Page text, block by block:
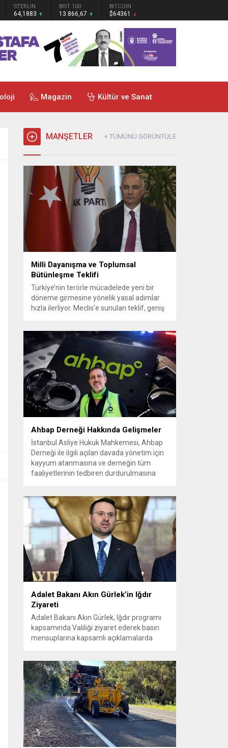
STERLİN
64,1883
BIST 100
13.866,67
BITCOIN
$64361
Magazin Kültür ve Sanat
MANŞETLER + TÜMÜNÜ GÖRÜNTÜLE
Milli Dayanışma ve Toplumsal
Bütünleşme Teklifi
Türkiye’nin terörle mücadelede yeni bir
döneme girmesine yönelik yasal adımlar
hızla ilerliyor. Meclis’e sunulan teklif, geniş
Genel Başkanvekili Efkan Ala, teklifin 360’a
yakın milletvekilinin imzasıyla TBMM
Başkanlığı’na verildiğini belirterek, hem
siyasi hem de toplumsal düzeyde önemli
bir destek bulunduğunu...
Ahbap Derneği Hakkında Gelişmeler
İstanbul Asliye Hukuk Mahkemesi, Ahbap
Derneği ile ilgili açılan davada yönetim için
kayyum atanmasına ve derneğin tüm
faaliyetlerinin tedbiren durdurulmasına
adım doğrudan yönetime ilişkin bir tedbir
niteliği taşıyor. İstanbul Emniyet Müdürlüğü
Mali Suçlarla Mücadele Şube Müdürlüğü ve
Adalet Bakanı Akın Gürlek’in Iğdır
Ziyareti
Adalet Bakanı Akın Gürlek, Iğdır programı
kapsamında Valiliği ziyaret ederek basın
mensuplarına kapsamlı açıklamalarda
dosyaların yeniden ele alındığını ve
vatandaşların adalete erişiminin
güçlendirilmesine yönelik adımların
atıldığını ifade etti. Gürlek, Iğdır’ın lojistik ve
jeopolitik öneminin artacağını belirterek
bölgesel kalkınmanın adalet düzeniyle
desteklenmesi gerektiğini vurguladı....